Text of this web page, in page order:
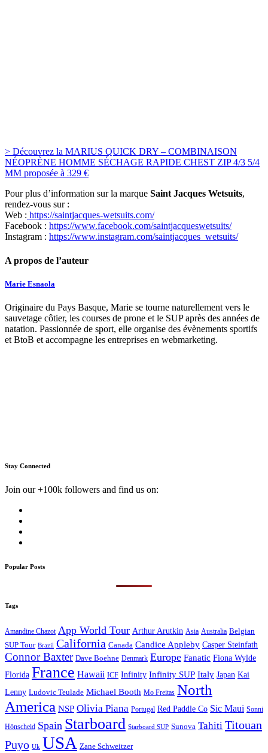
> Découvrez la MARIUS QUICK DRY – COMBINAISON
NÉOPRÈNE HOMME SÉCHAGE RAPIDE CHEST ZIP 4/3 5/4
MM proposée à 329 €
Pour plus d’information sur la marque Saint Jacques Wetsuits,
rendez-vous sur :
Web : https://saintjacques-wetsuits.com/
Facebook : https://www.facebook.com/saintjacqueswetsuits/
Instagram : https://www.instagram.com/saintjacques_wetsuits/
A propos de l’auteur
Marie Esnaola
Originaire du Pays Basque, Marie se tourne naturellement vers le
sauvetage côtier, les courses de prone et le SUP après des années de
natation. Passionnée de sport, elle organise des évènements sportifs
et BtoB et accompagne les entreprises en webmarketing.
Stay Connected
Join our +100k followers and find us on:
Popular Posts
Tags
Amandine Chazot App World Tour Arthur Arutkin Asia Australia Belgian
SUP Tour Brazil California Canada Candice Appleby Casper Steinfath
Connor Baxter Dave Boehne Denmark Europe Fanatic Fiona Wylde
Florida France Hawaii ICF Infinity Infinity SUP Italy Japan Kai
Lenny Ludovic Teulade Michael Booth Mo Freitas North
America NSP Olivia Piana Portugal Red Paddle Co Sic Maui Sonni
Hönscheid Spain Starboard Starboard SUP Sunova Tahiti Titouan
Puyo Uk USA Zane Schweitzer